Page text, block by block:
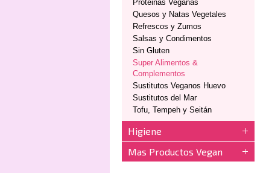
Proteinas Veganas
Quesos y Natas Vegetales
Refrescos y Zumos
Salsas y Condimentos
Sin Gluten
Super Alimentos &
Complementos
Sustitutos Veganos Huevo
Sustitutos del Mar
Tofu, Tempeh y Seitán
Higiene
Mas Productos Vegan